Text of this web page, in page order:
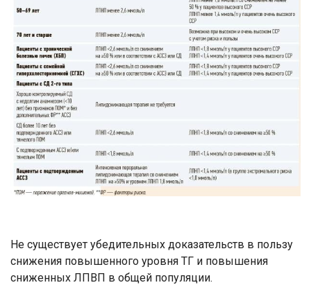
Не существует убедительных доказательств в пользу
снижения повышенного уровня ТГ и повышения
сниженных ЛПВП в общей популяции.